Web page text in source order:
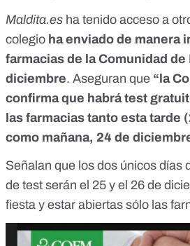
Maldita.es ha tenido acceso a
colegio ha enviado de manera
farmacias de la Comunidad
diciembre. Aseguran que “la
confirma que habrá test
las farmacias tanto esta tarde
como mañana, 24 de
Señalan que los dos únicos días
de test serán el 25 y el 26 de
fiesta y estar abiertas sólo las